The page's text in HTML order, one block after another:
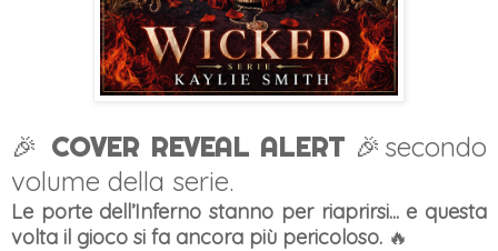
🎉 COVER REVEAL ALERT 🎉 secondo
volume della serie.
Le porte dell’Inferno stanno per riaprirsi... e questa
volta il gioco si fa ancora più pericoloso. 🔥